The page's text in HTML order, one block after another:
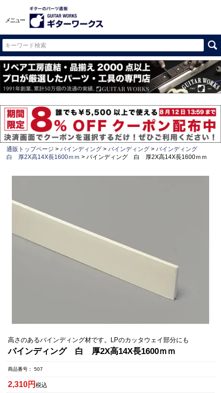
メニュー
通販トップページ バインディング バインディング
バインディング
白 厚2X高14X長1600ｍｍ
バインディング 白 厚2X高14X長1600ｍｍ
高さのあるバインディング材です。LPのカッタウェイ部分にも
バインディング 白 厚2X高14X長1600ｍｍ
商品番号 507
2,310 税込